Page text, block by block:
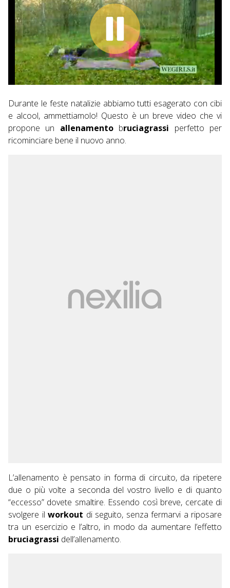
Durante le feste natalizie abbiamo tutti esagerato con cibi
e alcool, ammettiamolo! Questo è un breve video che vi
propone un allenamentobruciagrassi perfetto per
ricominciare bene il nuovo anno.
L’allenamento è pensato in forma di circuito, da ripetere
due o più volte a seconda del vostro livello e di quanto
“eccesso” dovete smaltire. Essendo così breve, cercate di
svolgere il workout di seguito, senza fermarvi a riposare
tra un esercizio e l’altro, in modo da aumentare l’effetto
bruciagrassi dell’allenamento.